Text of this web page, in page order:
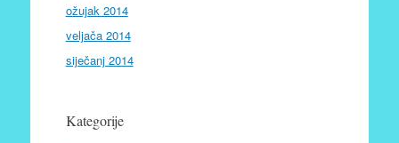
ožujak 2014
veljača 2014
siječanj 2014
Kategorije